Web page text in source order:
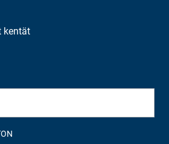
kentät